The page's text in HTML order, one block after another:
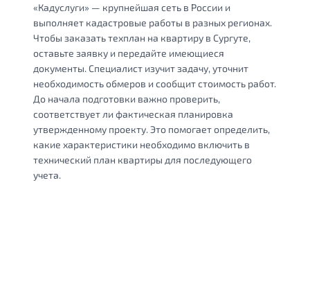
«Кадуслуги» — крупнейшая сеть в России и
выполняет кадастровые работы в разных регионах.
Чтобы заказать техплан на квартиру в Сургуте,
оставьте заявку и передайте имеющиеся
документы. Специалист изучит задачу, уточнит
необходимость обмеров и сообщит стоимость работ.
До начала подготовки важно проверить,
соответствует ли фактическая планировка
утвержденному проекту. Это помогает определить,
какие характеристики необходимо включить в
технический план квартиры для последующего
учета.